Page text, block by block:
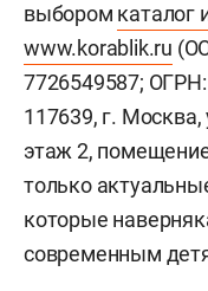
выбором каталог
www.korablik.ru
7726549587;
117639, г. Москва,
этаж 2,
только
которые
современным